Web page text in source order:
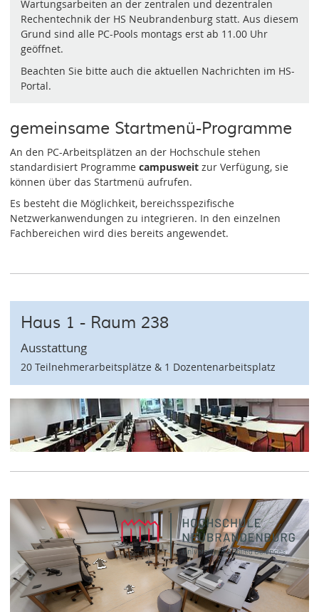
Wartungsarbeiten an der zentralen und dezentralen
Rechentechnik der HS Neubrandenburg statt. Aus diesem
Grund sind alle PC-Pools montags erst ab 11.00 Uhr
geöffnet.
Beachten Sie bitte auch die aktuellen Nachrichten im HS-
Portal.
gemeinsame Startmenü-Programme
An den PC-Arbeitsplätzen an der Hochschule stehen
standardisiert Programmecampusweit zur Verfügung, sie
können über das Startmenü aufrufen.
Es besteht die Möglichkeit, bereichsspezifische
Netzwerkanwendungen zu integrieren. In den einzelnen
Fachbereichen wird dies bereits angewendet.
Haus 1 - Raum 238
Ausstattung
20 Teilnehmerarbeitsplätze & 1 Dozentenarbeitsplatz